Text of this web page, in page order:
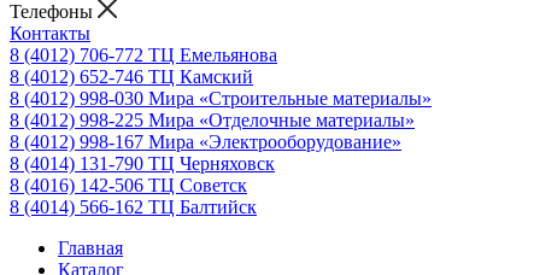
Телефоны
Контакты
8 (4012) 706-772 ТЦ Емельянова
8 (4012) 652-746 ТЦ Камский
8 (4012) 998-030 Мира «Строительные материалы»
8 (4012) 998-225 Мира «Отделочные материалы»
8 (4012) 998-167 Мира «Электрооборудование»
8 (4014) 131-790 ТЦ Черняховск
8 (4016) 142-506 ТЦ Советск
8 (4014) 566-162 ТЦ Балтийск
Главная
Каталог